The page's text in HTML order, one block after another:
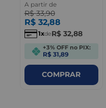
A partir de
R$ 33,90
R$ 32,88
1 deR$ 32,88
+3% OFF no PIX:
R$ 31,89
COMPRAR